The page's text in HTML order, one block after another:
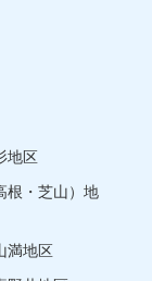
地区
根・芝山）地
満地区